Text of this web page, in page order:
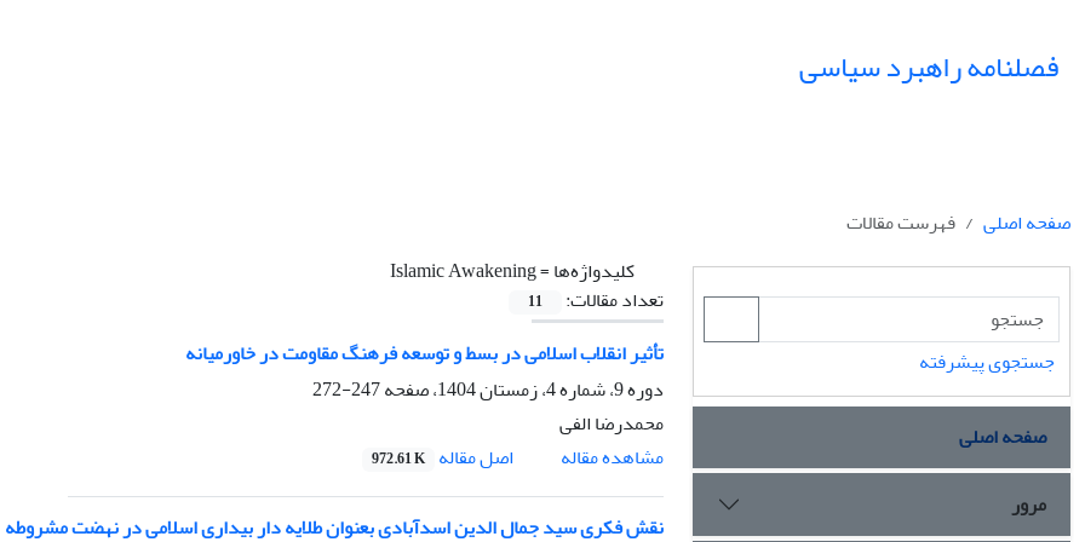
فصلنامه راهبرد سیاسی
صفحه اصلی
فهرست مقالات
کلیدواژه‌ها =Islamic Awakening
تعداد مقالات:
11
تأثیر انقلاب ‌اسلامی در بسط و توسعه فرهنگ مقاومت در خاورمیانه
دوره 9، شماره 4، زمستان 1404، صفحه
247-272
محمدرضا الفی
مشاهده مقاله
اصل مقاله 972.61 K
نقش فکری سید جمال الدین اسدآبادی بعنوان طلایه دار بیداری اسلامی در نهضت مشروطه
جستجوی پیشرفته
صفحه اصلی
مرور